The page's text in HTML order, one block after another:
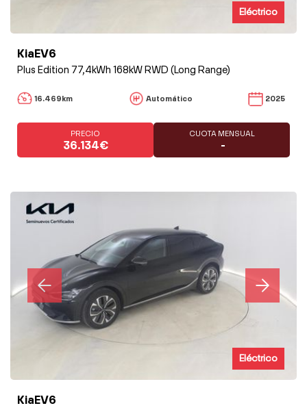
Eléctrico
KiaEV6
Plus Edition 77,4kWh 168kW RWD (Long Range)
16.469km Automático 2025
PRECIO
36.134€
CUOTA MENSUAL
-
Eléctrico
KiaEV6